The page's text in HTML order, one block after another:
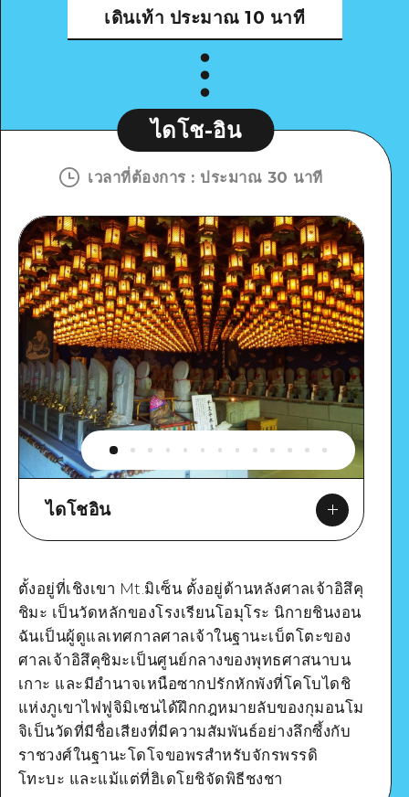
เดินเท้า ประมาณ 10 นาที
ไดโช-อิน
เวลาที่ต้องการ : ประมาณ 30 นาที
ไดโชอิน
Google Maps
ดูรายละเอียด
ตั้งอยู่ที่เชิงเขา Mt.มิเซ็น ตั้งอยู่ด้านหลังศาลเจ้าอิสึคุ
ชิมะ เป็นวัดหลักของโรงเรียนโอมุโระ นิกายชินงอน
ฉันเป็นผู้ดูแลเทศกาลศาลเจ้าในฐานะเบ็ตโตะของ
ศาลเจ้าอิสึคุชิมะเป็นศูนย์กลางของพุทธศาสนาบน
เกาะ และมีอำนาจเหนือซากปรักหักพังที่โคโบไดชิ
แห่งภูเขาไฟฟูจิมิเซนได้ฝึกกฎหมายลับของกุมอนโม
จิเป็นวัดที่มีชื่อเสียงที่มีความสัมพันธ์อย่างลึกซึ้งกับ
ราชวงศ์ในฐานะโดโจขอพรสำหรับจักรพรรดิ
โทะบะ และแม้แต่ที่ฮิเดโยชิจัดพิธีชงชา